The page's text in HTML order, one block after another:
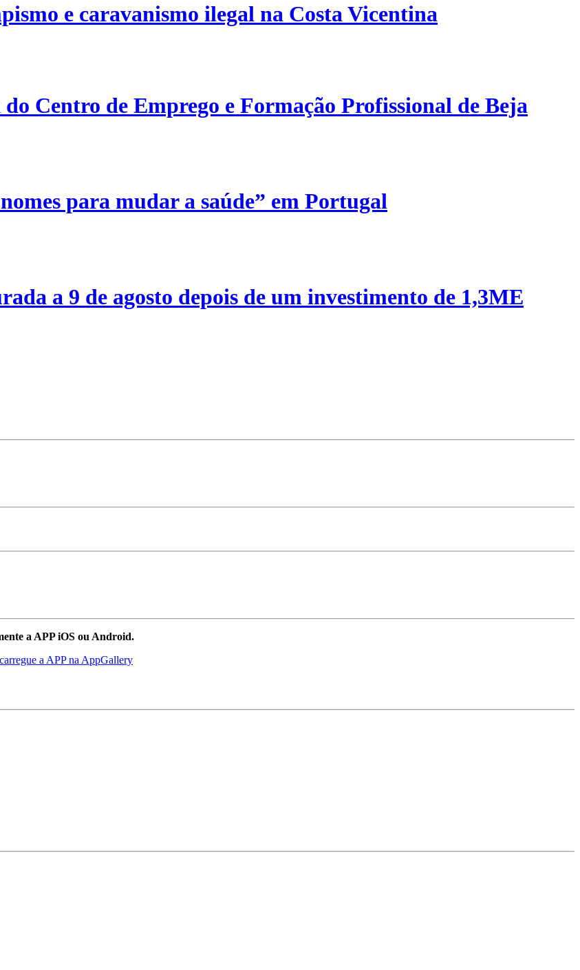
e caravanismo ilegal na Costa Vicentina
Centro de Emprego e Formação Profissional de Beja
para mudar a saúde” em Portugal
a 9 de agosto depois de um investimento de 1,3ME
a APP iOS ou Android.